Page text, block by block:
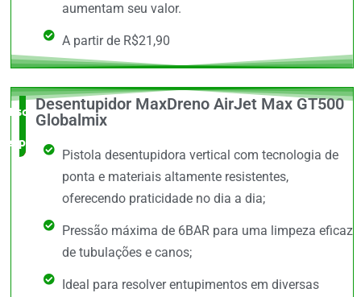
aumentam seu valor.
A partir de R$21,90
Escolha do
especialista
Desentupidor MaxDreno AirJet Max GT500
Globalmix
Pistola desentupidora vertical com tecnologia de
ponta e materiais altamente resistentes,
oferecendo praticidade no dia a dia;
Pressão máxima de 6BAR para uma limpeza eficaz
de tubulações e canos;
Ideal para resolver entupimentos em diversas